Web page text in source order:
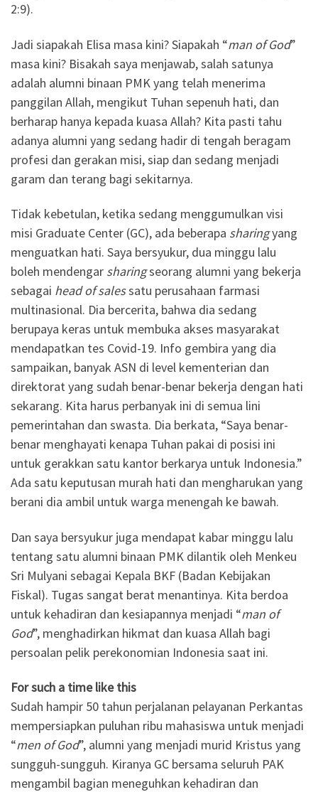
2:9).
Jadi siapakah Elisa masa kini? Siapakah “man of God”
masa kini? Bisakah saya menjawab, salah satunya
adalah alumni binaan PMK yang telah menerima
panggilan Allah, mengikut Tuhan sepenuh hati, dan
berharap hanya kepada kuasa Allah? Kita pasti tahu
adanya alumni yang sedang hadir di tengah beragam
profesi dan gerakan misi, siap dan sedang menjadi
garam dan terang bagi sekitarnya.
Tidak kebetulan, ketika sedang menggumulkan visi
misi Graduate Center (GC), ada beberapa sharingyang
menguatkan hati. Saya bersyukur, dua minggu lalu
boleh mendengar sharingseorang alumni yang bekerja
sebagai head of salessatu perusahaan farmasi
multinasional. Dia bercerita, bahwa dia sedang
berupaya keras untuk membuka akses masyarakat
mendapatkan tes Covid-19. Info gembira yang dia
sampaikan, banyak ASN di level kementerian dan
direktorat yang sudah benar-benar bekerja dengan hati
sekarang. Kita harus perbanyak ini di semua lini
pemerintahan dan swasta. Dia berkata, “Saya benar-
benar menghayati kenapa Tuhan pakai di posisi ini
untuk gerakkan satu kantor berkarya untuk Indonesia.”
Ada satu keputusan murah hati dan mengharukan yang
berani dia ambil untuk warga menengah ke bawah.
Dan saya bersyukur juga mendapat kabar minggu lalu
tentang satu alumni binaan PMK dilantik oleh Menkeu
Sri Mulyani sebagai Kepala BKF (Badan Kebijakan
Fiskal). Tugas sangat berat menantinya. Kita berdoa
untuk kehadiran dan kesiapannya menjadi “man of
God”, menghadirkan hikmat dan kuasa Allah bagi
persoalan pelik perekonomian Indonesia saat ini.
For such a time like this
Sudah hampir 50 tahun perjalanan pelayanan Perkantas
mempersiapkan puluhan ribu mahasiswa untuk menjadi
“men of God”, alumni yang menjadi murid Kristus yang
sungguh-sungguh. Kiranya GC bersama seluruh PAK
mengambil bagian meneguhkan kehadiran dan